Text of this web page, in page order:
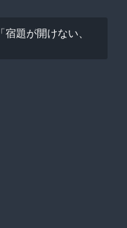
題が開けない、